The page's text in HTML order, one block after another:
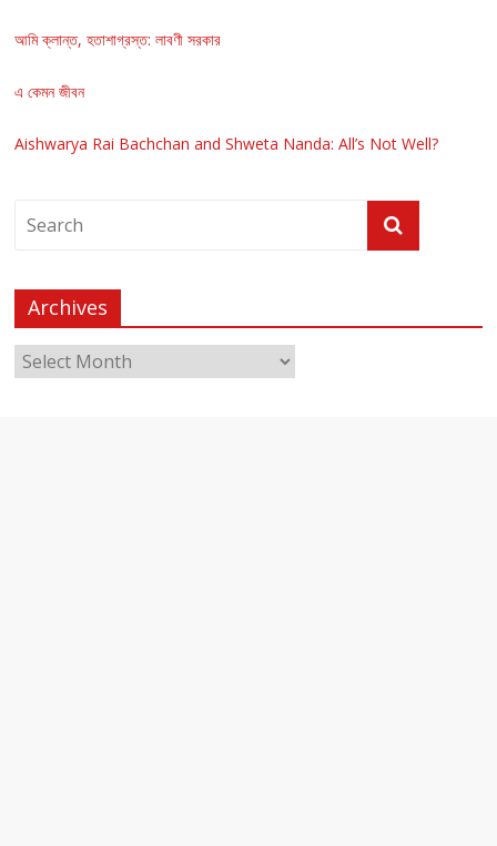
আমি ক্লান্ত, হতাশাগ্রস্ত: লাবণী সরকার
এ কেমন জীবন
Aishwarya Rai Bachchan and Shweta Nanda: All’s Not Well?
Archives